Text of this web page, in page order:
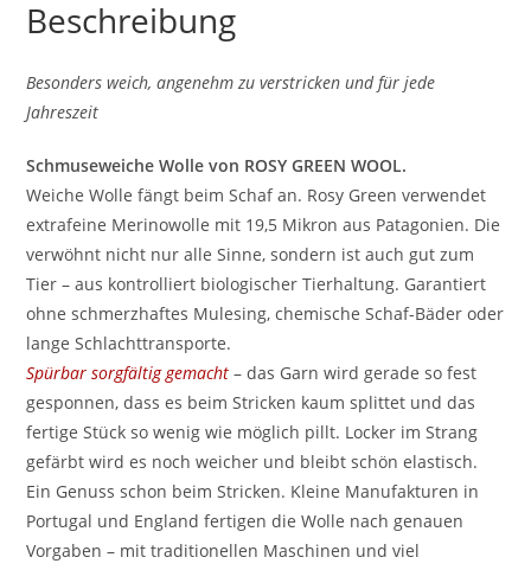
Beschreibung
Besonders weich, angenehm zu verstricken und für jede
Jahreszeit
Schmuseweiche Wolle von ROSY GREEN WOOL.
Weiche Wolle fängt beim Schaf an. Rosy Green verwendet
extrafeine Merinowolle mit 19,5 Mikron aus Patagonien. Die
verwöhnt nicht nur alle Sinne, sondern ist auch gut zum
Tier – aus kontrolliert biologischer Tierhaltung. Garantiert
ohne schmerzhaftes Mulesing, chemische Schaf-Bäder oder
lange Schlachttransporte.
Spürbar sorgfältig gemacht – das Garn wird gerade so fest
gesponnen, dass es beim Stricken kaum splittet und das
fertige Stück so wenig wie möglich pillt. Locker im Strang
gefärbt wird es noch weicher und bleibt schön elastisch.
Ein Genuss schon beim Stricken. Kleine Manufakturen in
Portugal und England fertigen die Wolle nach genauen
Vorgaben – mit traditionellen Maschinen und viel